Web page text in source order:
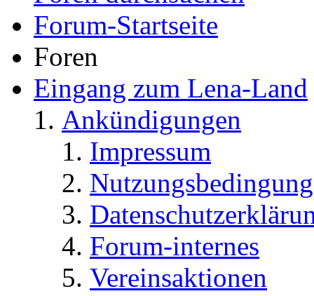
Forum-Startseite
Foren
Eingang zum Lena-Land
Ankündigungen
Impressum
Forum-internes
Vereinsaktionen